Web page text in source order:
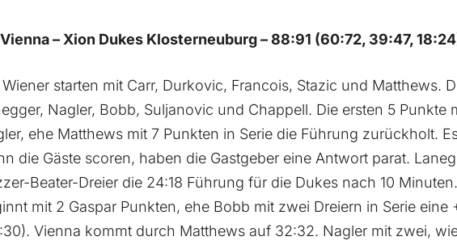
– Xion Dukes Klosterneuburg – 88:91 (60:72, 39:47,
Wiener starten mit Carr, Durkovic, Francois, Stazic und Matthews.
Nagler, Bobb, Suljanovic und Chappell. Die ersten 5 Punkte
ehe Matthews mit 7 Punkten in Serie die Führung zurückholt.
die Gäste scoren, haben die Gastgeber eine Antwort parat.
Beater-Dreier die 24:18 Führung für die Dukes nach 10
mit 2 Gaspar Punkten, ehe Bobb mit zwei Dreiern in Serie eine
Vienna kommt durch Matthews auf 32:32. Nagler mit zwei,